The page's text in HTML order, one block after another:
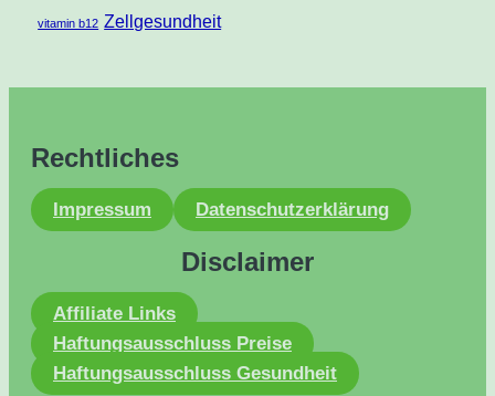
vitamin b12 Zellgesundheit
Rechtliches
Impressum Datenschutzerklärung
Disclaimer
Affiliate Links
Haftungsausschluss Preise
Haftungsausschluss Gesundheit